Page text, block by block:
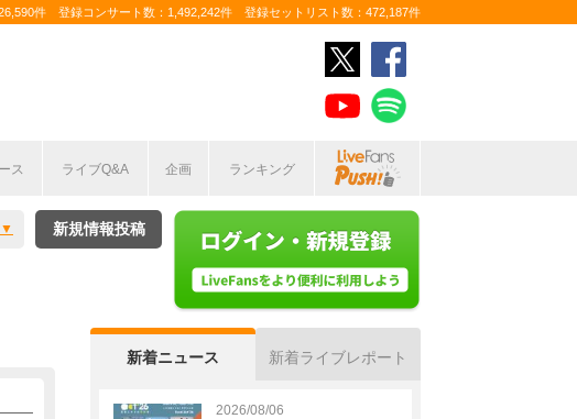
件 登録コンサート数：1,492,242件 登録セットリスト数：472,187件
ス ライブQ&A 企画 ランキング
新規情報投稿
新着ニュース 新着ライブレポート
2026/08/06